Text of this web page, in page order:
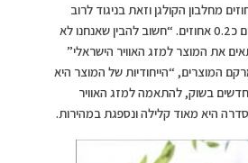
מכילה 2.5 אחוזים מחלבון הקולגן וזאת בניגוד לרוב
המוצרים בשוק שמכילים כ0.2 אחוזים. “חשוב להבין שאנחנו לא
את המוצר למזג האוויר הישראלי”
המוצרים, “הייחודיות של המוצר היא
בשוק, להתאמה למזג האוויר
היא מאוד קלילה ונספגת במהירות.